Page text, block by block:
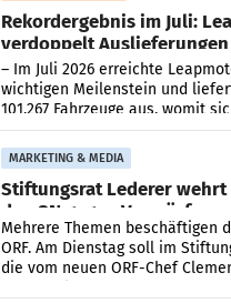
Rekordergebnis im Juli:
verdoppelt
überschreitet die
– Im Juli 2026 erreichte
wichtigen Meilenstein und
101.267 Fahrzeuge aus, womit
Ergebnis gegenüber Juli 2025
verdoppelte (+102
MARKETING & MEDIA
Stiftungsrat Lederer wehrt
den SN gegen Vorwürfe
Mehrere Themen beschäftigen
ORF. Am Dienstag soll im
die vom neuen ORF-Chef